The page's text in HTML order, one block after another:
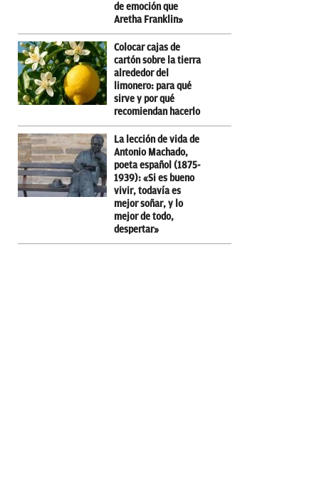
de emoción que
Aretha Franklin»
Colocar cajas de
cartón sobre la tierra
alrededor del
limonero: para qué
sirve y por qué
recomiendan hacerlo
La lección de vida de
Antonio Machado,
poeta español (1875-
1939): «Si es bueno
vivir, todavía es
mejor soñar, y lo
mejor de todo,
despertar»